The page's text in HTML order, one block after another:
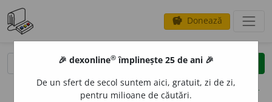
savings Donează
opțiuni
🎉 dexonline® împlinește 25 de ani 🎉
De un sfert de secol suntem aici, gratuit, zi de zi,
pentru milioane de căutări.